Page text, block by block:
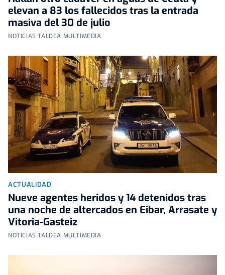
elevan a 83 los fallecidos tras la entrada
masiva del 30 de julio
NOTICIAS TALDEA MULTIMEDIA
ACTUALIDAD
Nueve agentes heridos y 14 detenidos tras
una noche de altercados en Eibar, Arrasate y
Vitoria-Gasteiz
NOTICIAS TALDEA MULTIMEDIA